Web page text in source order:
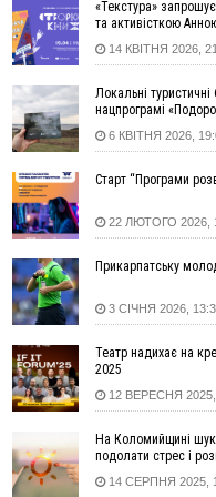
13:30
ФОТО На Надрічній
нового руху
12:57
У Франківську
спостережень
12:24
Лікування
терапію якомога
тисяч гривень у
11:50
Податкова передасть
чоловіків 18–60 років
11:20
Водійка, яку на
відмовилася від
10:45
У Франківську,
10:02
Змушував надсилати
затримали
09:22
АМКУ розпочав
через різні ставки
08:54
Синоптики
до кінця п'ятниці
«Текстура»
та активісткою
14 КВІТНЯ 2026,
Локальні
нацпрограмі
6 КВІТНЯ 2026,
Старт “Програми
22 ЛЮТОГО 2026,
Прикарпатську
3 СІЧНЯ 2026,
Театр надихає на
2025
12 ВЕРЕСНЯ 2025,
На Коломийщині
подолати стрес і
14 СЕРПНЯ 2025,